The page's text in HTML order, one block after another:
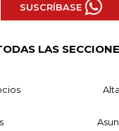
SUSCRÍBASE
LAS